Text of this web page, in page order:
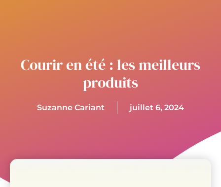
Courir en été : les meilleurs
produits
Suzanne Cariant juillet 6, 2024